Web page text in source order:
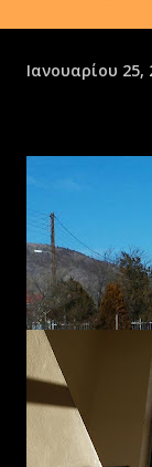
Ιανουαρίου 25,